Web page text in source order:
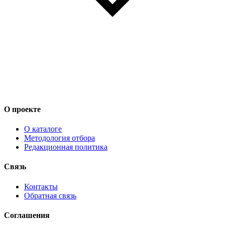
О проекте
О каталоге
Методология отбора
Редакционная политика
Связь
Контакты
Обратная связь
Соглашения